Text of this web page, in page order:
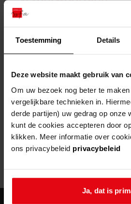
Toestemming Details
Deze website maakt gebruik van
Om uw bezoek nog beter te
vergelijkbare technieken in.
derde partijen) uw gedrag op onze
kunt de cookies accepteren door
klikken. Meer informatie over
ons privacybeleid privacybeleid
Ja, dat is
bouwvergunningen
omgevingsvergunningen
vergunningen
uitleg nodig?
Wij helpen u op weg met een
bekijk alle zoektips
Wij helpen u op weg met een
bekijk alle zoektips
bekijk ons
advisering en toezicht
beleidsplan
gemeenschappelijke regeling
publiek jaarverslag
steun het archief
U kunt ook Vriend worden en
Archief steunen.
meer weten
zoektips
Door een fout tijdens het verwerken van
404- Not Found
Mogelijk kunt u deze pagina niet
een verouderde bladwijzer/favoriet